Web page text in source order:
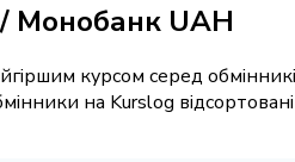
Монобанк UAH
курсом серед
на Kurslog